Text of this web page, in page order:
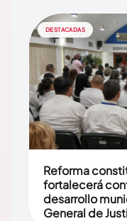
DESTACADAS
Reforma
fortalecerá
desarrollo
General de